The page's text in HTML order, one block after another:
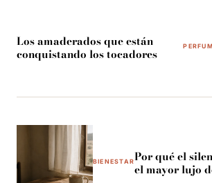
Los amaderados que están
conquistando los tocadores
BIENESTARPor qué el
el mayor lujo